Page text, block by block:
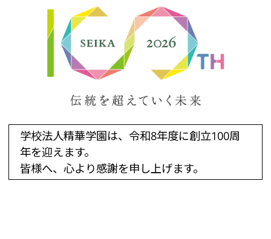
学校法人精華学園は、令和8年度に創立100周
年を迎えます。
皆様へ、心より感謝を申し上げます。